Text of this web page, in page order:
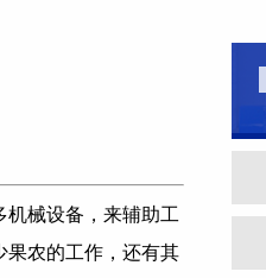
机械设备，来辅助工
果农的工作，还有其